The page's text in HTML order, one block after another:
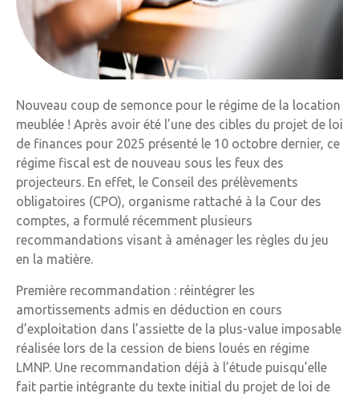
Nouveau coup de semonce pour le régime de la location
meublée ! Après avoir été l’une des cibles du projet de loi
de finances pour 2025 présenté le 10 octobre dernier, ce
régime fiscal est de nouveau sous les feux des
projecteurs. En effet, le Conseil des prélèvements
obligatoires (CPO), organisme rattaché à la Cour des
comptes, a formulé récemment plusieurs
recommandations visant à aménager les règles du jeu
en la matière.
Première recommandation : réintégrer les
amortissements admis en déduction en cours
d’exploitation dans l’assiette de la plus-value imposable
réalisée lors de la cession de biens loués en régime
LMNP. Une recommandation déjà à l’étude puisqu’elle
fait partie intégrante du texte initial du projet de loi de